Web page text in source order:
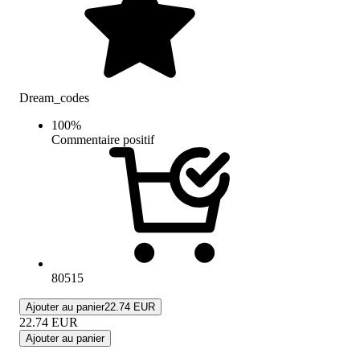
Dream_codes
100%
Commentaire positif
80515
Ajouter au panier22.74 EUR
22.74 EUR
Ajouter au panier